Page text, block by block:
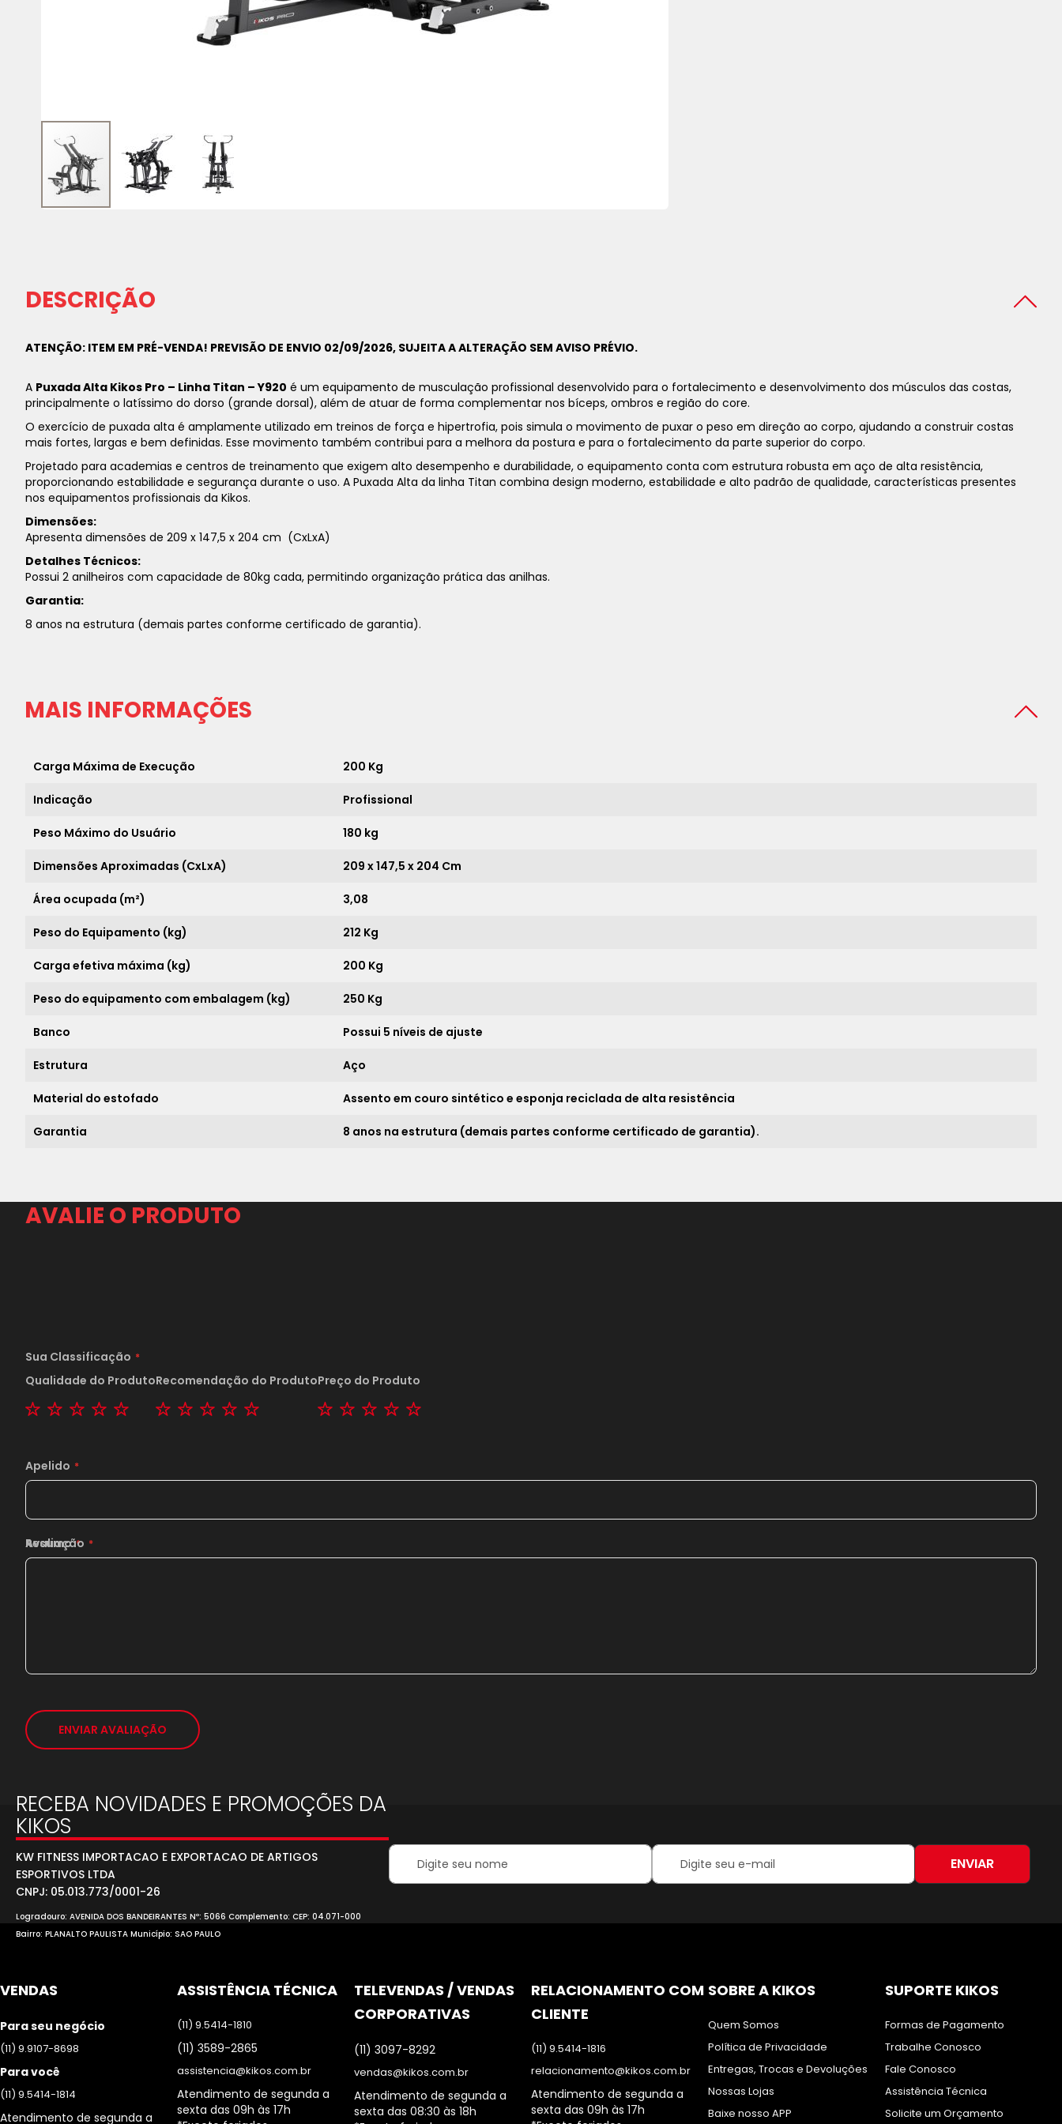
1x sem juros de 42.390,00
2xsem juros de 21.195,00
3xsem juros de 14.130,00
sem juros de
8xsem juros de
13x
14xsem juros de
15x
16xsem juros de
18x
19x
Galeria
de
DESCRIÇÃO
ATENÇÃO: ITEM EM PRÉ-VENDA! PREVISÃO DE ENVIO 02/09/2026, SUJEITA A ALTERAÇÃO SEM AVISO PRÉVIO.
A Puxada Alta Kikos Pro – Linha Titan – Y920 é um equipamento de musculação profissional desenvolvido para o fortalecimento e desenvolvimento dos músculos das costas,
principalmente o latíssimo do dorso (grande dorsal), além de atuar de forma complementar nos bíceps, ombros e região do core.
O exercício de puxada alta é amplamente utilizado em treinos de força e hipertrofia, pois simula o movimento de puxar o peso em direção ao corpo, ajudando a construir costas
mais fortes, largas e bem definidas. Esse movimento também contribui para a melhora da postura e para o fortalecimento da parte superior do corpo.
Projetado para academias e centros de treinamento que exigem alto desempenho e durabilidade, o equipamento conta com estrutura robusta em aço de alta resistência,
proporcionando estabilidade e segurança durante o uso. A Puxada Alta da linha Titan combina design moderno, estabilidade e alto padrão de qualidade, características presentes
nos equipamentos profissionais da Kikos.
Dimensões:
Apresenta dimensões de 209 x 147,5 x 204 cm (CxLxA)
Detalhes Técnicos:
Possui 2 anilheiros com capacidade de 80kg cada, permitindo organização prática das anilhas.
Garantia:
8 anos na estrutura (demais partes conforme certificado de garantia).
MAIS INFORMAÇÕES
Carga Máxima de Execução 200 Kg
Indicação Profissional
Peso Máximo do Usuário 180 kg
Dimensões Aproximadas (CxLxA) 209 x 147,5 x 204 Cm
Área ocupada (m²) 3,08
Peso do Equipamento (kg) 212 Kg
Carga efetiva máxima (kg) 200 Kg
Peso do equipamento com embalagem (kg) 250 Kg
Banco Possui 5 níveis de ajuste
Estrutura Aço
Material do estofado Assento em couro sintético e esponja reciclada de alta resistência
Garantia 8 anos na estrutura (demais partes conforme certificado de garantia).
AVALIE O PRODUTO
Sua Classificação
Qualidade do Produto
1 star2 stars3 stars4 stars5 stars
Recomendação do Produto
1 star2 stars3 stars4 stars
Preço do Produto
1 star2 stars3 stars4 stars
Apelido
Resumo
Avaliação
ENVIAR AVALIAÇÃO
RECEBA NOVIDADES E PROMOÇÕES DA
KIKOS
KW FITNESS IMPORTACAO E EXPORTACAO DE ARTIGOS
ESPORTIVOS LTDA
CNPJ: 05.013.773/0001-26
Logradouro: AVENIDA DOS BANDEIRANTES Nº: 5066 Complemento: CEP: 04.071-000
Bairro: PLANALTO PAULISTA Município: SAO PAULO
Your
Name:
Inscreva-
na
ENVIAR
VENDAS
Para seu negócio
(11) 9.9107-8698
Para você
(11) 9.5414-1814
Atendimento de segunda a
ASSISTÊNCIA TÉCNICA
(11) 9.5414-1810
(11) 3589-2865
assistencia@kikos.com.br
Atendimento de segunda a
sexta das 09h às 17h
TELEVENDAS / VENDAS
CORPORATIVAS
(11) 3097-8292
vendas@kikos.com.br
Atendimento de segunda a
sexta das 08:30 às 18h
RELACIONAMENTO COM
CLIENTE
(11) 9.5414-1816
relacionamento@kikos.com.br
Atendimento de segunda a
sexta das 09h às 17h
SOBRE A KIKOS
Quem Somos
Política de Privacidade
Entregas, Trocas e Devoluções
Nossas Lojas
Baixe nosso APP
SUPORTE KIKOS
Formas de Pagamento
Trabalhe Conosco
Fale Conosco
Assistência Técnica
Solicite um Orçamento